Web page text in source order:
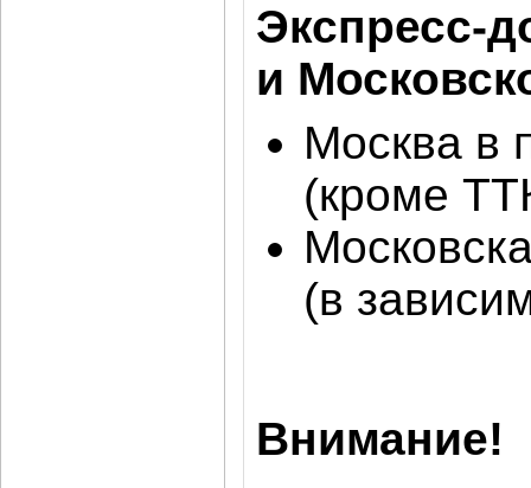
Экспресс-
и
Москва в
(кроме
(в
Внимание!